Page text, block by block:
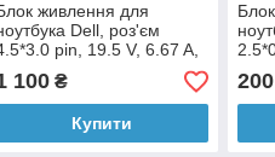
живлення для
Dell, роз'єм
pin, 19.5 V, 6.67 A,
130W, чорний, без
4th Gen., ORIG
100₴
Купити
200